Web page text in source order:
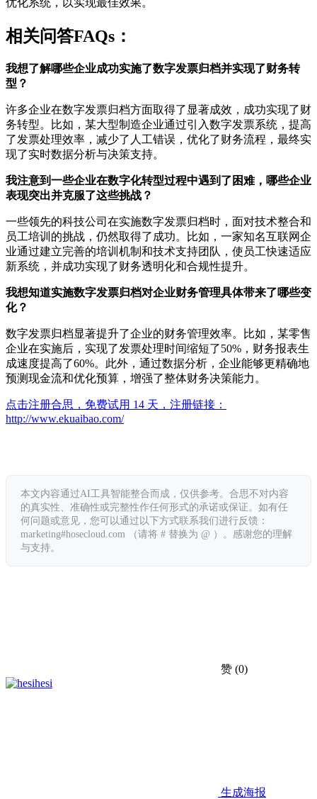
相关问答FAQs：
我想了解哪些企业成功实施了数字发票归档并实现了财务转
型？
许多企业在数字发票归档方面取得了显著成效，成功实现了财
务转型。比如，某大型制造企业通过引入数字发票系统，提高
了发票处理效率，减少了人工错误，优化了财务流程，最终实
现了实时数据分析与决策支持。
我注意到一些企业在数字化转型过程中遇到了困难，哪些企业
表现突出并克服了这些挑战？
一些领先的科技公司在实施数字发票归档时，面对技术整合和
员工培训的挑战，仍然取得了成功。比如，一家知名互联网企
业通过建立完善的培训机制和技术支持团队，使员工快速适应
新系统，并成功实现了财务透明化和合规性提升。
我想知道实施数字发票归档对企业财务管理具体带来了哪些变
化？
数字发票归档显著提升了企业的财务管理效率。比如，某零售
企业在实施后，实现了发票处理时间缩短了50%，财务报表生
成速度提高了60%。此外，通过数据分析，企业能够更精确地
预测现金流和优化预算，增强了整体财务决策能力。
点击注册合思，免费试用 14 天，注册链接：
http://www.ekuaibao.com/
本文内容通过AI工具智能整合而成，仅供参考。合思不对内容
的真实性、准确性或完整性作任何形式的承诺或保证。如有任
何问题或意见，您可以通过以下方式联系我们进行反馈：
marketing#hosecloud.com （请将 # 替换为 @ ）。感谢您的理解
与支持。
赞 (0)
hesi
生成海报